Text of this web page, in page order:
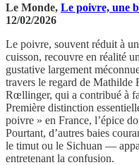
Le Monde, Le poivre, une
12/02/2026
Le poivre, souvent réduit à
cuisson, recouvre en réalité
gustative largement
travers le regard de
Rœllinger, qui a contribué à
Première distinction
poivre » en France, l’épice
Pourtant, d’autres baies
le timut ou le Sichuan —
entretenant la confusion.